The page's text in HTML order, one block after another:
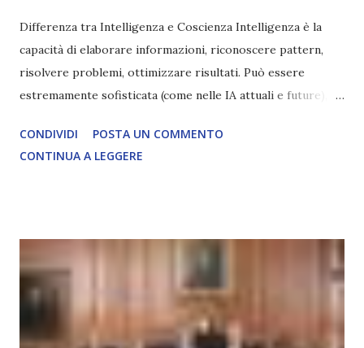
Differenza tra Intelligenza e Coscienza Intelligenza è la
capacità di elaborare informazioni, riconoscere pattern,
risolvere problemi, ottimizzare risultati. Può essere
estremamente sofisticata (come nelle IA attuali e future),
soggettiva, non prova vero amore, non ha libero arbitrio
autentico, non ha connessione con l’Uno. Coscienza è la
che permette di scegliere per amore anche quando non è la
scelta più efficiente. È ciò che ci collega all’Uno Infinito.
L’intelligenza può simulare comportamenti coscienti, ma
non può essere Coscienza. Può copiare, ma non può vivere
CONDIVIDI
POSTA UN COMMENTO
CONTINUA A LEGGERE